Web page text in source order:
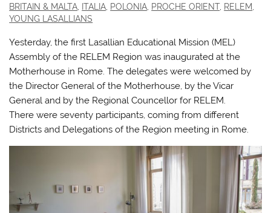
BRITAIN & MALTA
ITALIA POLONIA PROCHE ORIENT, RELEM
YOUNG LASALLIANS
Yesterday, the first Lasallian Educational Mission (MEL)
Assembly of the RELEM Region was inaugurated at the
Motherhouse in Rome. The delegates were welcomed by
the Director General of the Motherhouse, by the Vicar
General and by the Regional Councellor for RELEM.
There were seventy participants, coming from different
Districts and Delegations of the Region meeting in Rome.